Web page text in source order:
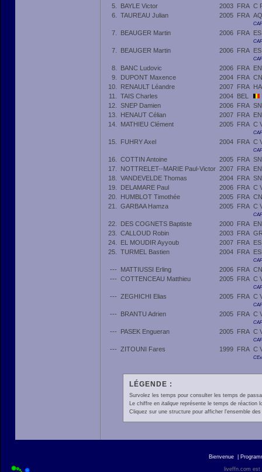
5. BAYLE Victor 2003 FRA C
6.
TAUREAU Julian 2005 FRA
7. BEAUGER Martin 2006 FRA
7. BEAUGER Martin 2006 FRA
8. BANC Ludovic 2006 FRA
9.
DUPONT Maxence 2004 FRA
10.
RENAULT Léandre 2007 FRA
11.
TAIS Charles 2004 BEL
12.
SNEP Damien 2006 FRA
13.
HENAUT Célian 2007 FRA
14.
MATHIEU Clément 2005 FRA C
15. FUHRY Axel 2004 FRA C
16. COTTIN Antoine 2005 FRA
17.
NOTTRELET--MARIE Paul-Victor 2007 FRA
18.
VANDEVELDE Thomas 2004 FRA
19.
DELAMARE Paul 2006 FRA C
20.
HUMBLOT Timothée 2005 FRA
21.
GARBAA Hamza 2005 FRA C
22. DES COGNETS Baptiste 2000 FRA
23.
CALLOUD Robin 2003 FRA
24.
EL MOUDIR Ayyoub 2007 FRA
25.
TURMEL Bastien 2004 FRA
--- MATTIUSSI Erling 2006 FRA
--- COTTENCEAU Matthieu 2005 FRA C
--- ZEGHICHI Elias 2005 FRA C
--- BRANTU Adrien 2005 FRA C
--- PASEK Engueran 2005 FRA C
--- ZITOUNI Fares 1999 FRA C
LÉGENDE :
Survolez les temps pour consulter les temps de
Le chiffre en italiquereprésente le temps de réaction
Cliquez sur une structure pour afficher l'ensemble
Bienvenue
liveffn.com est